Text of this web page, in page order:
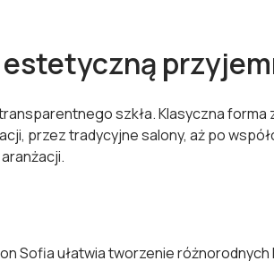
szkła. Klasyczna forma
przez tradycyjne salony, aż po
Sofia ułatwia tworzenie